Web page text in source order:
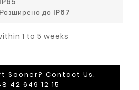
IP65
Розширено до IP67
1 to 5 weeks
Sooner? Contact Us.
42 649 12 15